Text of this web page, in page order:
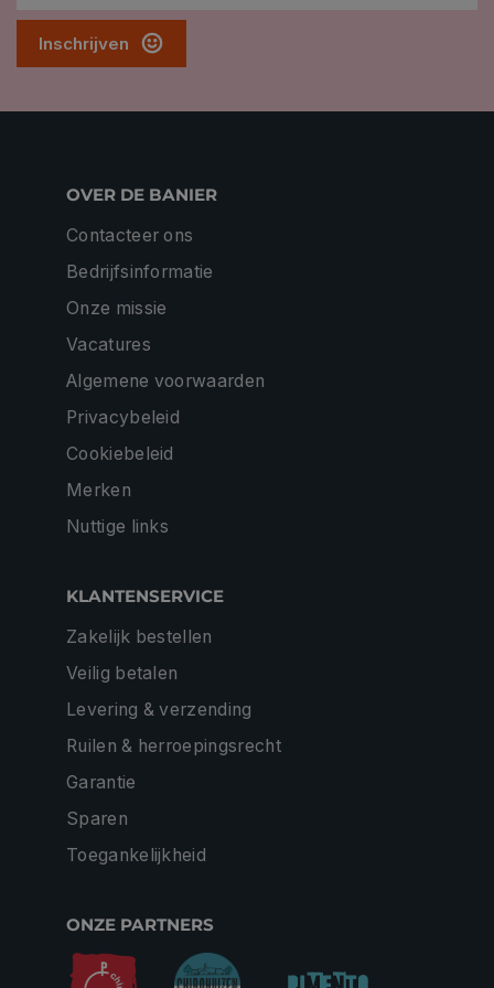
Inschrijven
OVER DE BANIER
Contacteer ons
Bedrijfsinformatie
Onze missie
Vacatures
Algemene voorwaarden
Privacybeleid
Cookiebeleid
Merken
Nuttige links
KLANTENSERVICE
Zakelijk bestellen
Veilig betalen
Levering & verzending
Ruilen & herroepingsrecht
Garantie
Sparen
Toegankelijkheid
ONZE PARTNERS